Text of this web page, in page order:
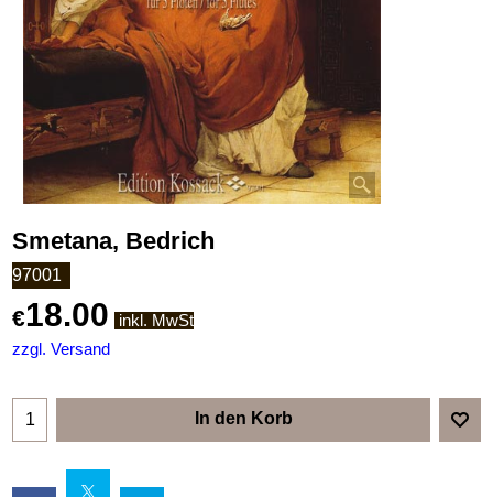
Smetana, Bedrich
97001
€18.00
inkl. MwSt
zzgl. Versand
In den Korb